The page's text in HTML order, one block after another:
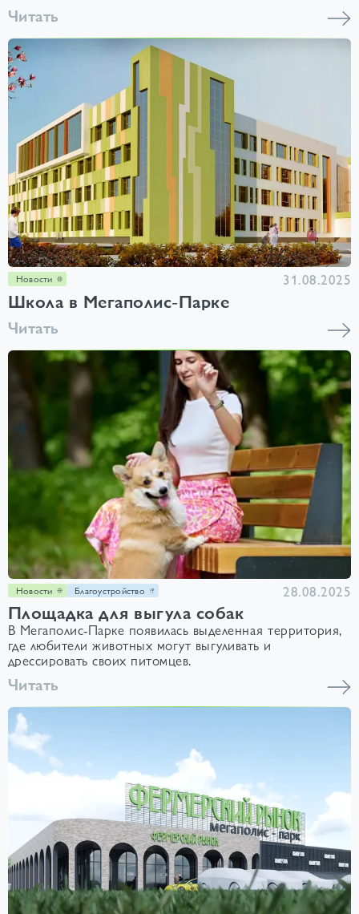
Читать
Новости 31.08.2025
Школа в Мегаполис-Парке
Читать
Новости Благоустройство 28.08.2025
Площадка для выгула собак
В Мегаполис-Парке появилась выделенная территория,
где любители животных могут выгуливать и
дрессировать своих питомцев.
Читать